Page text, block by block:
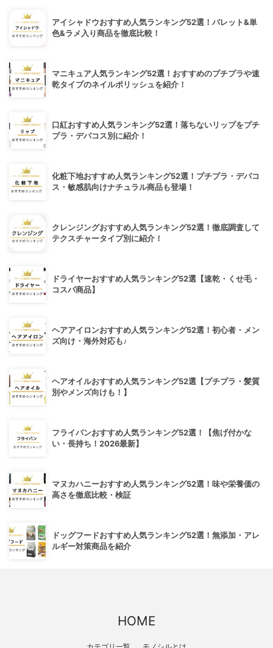
アイシャドウおすすめ人気ランキング52選！パレット&単
色&ラメ入り商品を徹底比較！
マニキュア人気ランキング52選！おすすめのプチプラや速
乾タイプのネイルポリッシュを紹介！
口紅おすすめ人気ランキング52選！落ちないリップをプチ
プラ・デパコス別に紹介！
化粧下地おすすめ人気ランキング52選！プチプラ・デパコ
ス・敏感肌向けナチュラル商品も登場！
クレンジングおすすめ人気ランキング52選！徹底調査して
テクスチャータイプ別に紹介！
ドライヤーおすすめ人気ランキング52選【速乾・くせ毛・
コスパ商品】
ヘアアイロンおすすめ人気ランキング52選！初心者・メン
ズ向け・海外対応も♪
ヘアオイルおすすめ人気ランキング52選【プチプラ・髪質
別やメンズ向けも！】
フライパンおすすめ人気ランキング52選！【焦げ付かな
い・長持ち！2026最新】
マヌカハニーおすすめ人気ランキング52選！味や栄養価の
高さを徹底比較・検証
ドッグフードおすすめ人気ランキング52選！無添加・アレ
ルギー対策商品を紹介
HOME